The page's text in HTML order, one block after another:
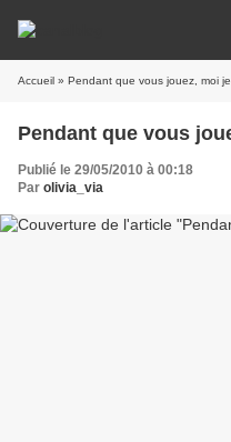
Accueil » Pendant que vous jouez, moi
Pendant que vous
Publié le 29/05/2010 à 00:18
Par olivia_via